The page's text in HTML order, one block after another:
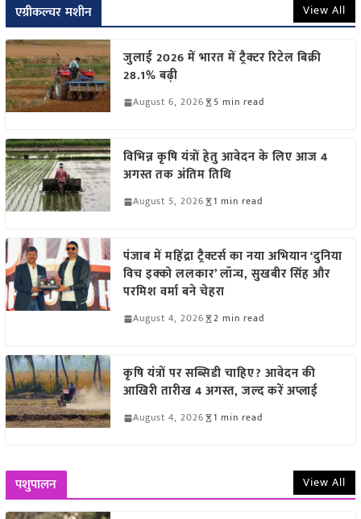
एग्रीकल्चर मशीन View All
जुलाई 2026 में भारत में ट्रैक्टर रिटेल बिक्री
28.1% बढ़ी
August 6, 2026 5 min read
विभिन्न कृषि यंत्रों हेतु आवेदन के लिए आज 4
अगस्त तक अंतिम तिथि
August 5, 2026 1 min read
पंजाब में महिंद्रा ट्रैक्टर्स का नया अभियान ‘दुनिया
विच इक्को ललकार’ लॉन्च, सुखबीर सिंह और
परमिश वर्मा बने चेहरा
August 4, 2026 2 min read
कृषि यंत्रों पर सब्सिडी चाहिए? आवेदन की
आखिरी तारीख 4 अगस्त, जल्द करें अप्लाई
August 4, 2026 1 min read
पशुपालन View All